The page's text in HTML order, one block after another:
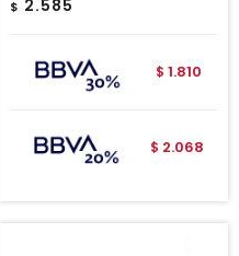
$ 2.585
$ 1.810
$ 2.068